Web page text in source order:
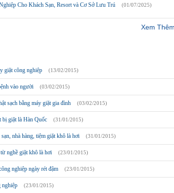
Cho Khách Sạn, Resort và Cơ Sở Lưu Trú (01/07/2025)
Xem
giặt công nghiệp (13/02/2015)
vào người (03/02/2015)
sạch bằng máy giặt gia đình (03/02/2015)
bị giặt là Hàn Quốc (31/01/2015)
nhà hàng, tiệm giặt khô là hơi (31/01/2015)
nghề giặt khô là hơi (23/01/2015)
nghiệp ngày rét đậm (23/01/2015)
nghiệp (23/01/2015)